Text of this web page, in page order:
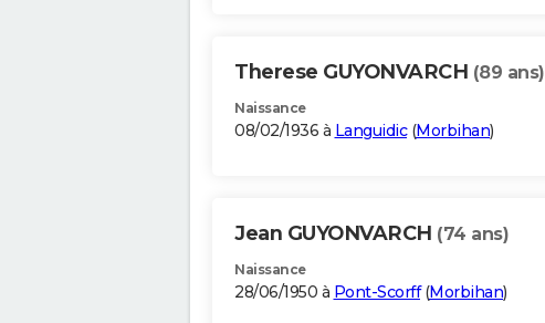
Therese GUYONVARCH (89 ans)
Naissance
08/02/1936 à Languidic(Morbihan)
Jean GUYONVARCH (74 ans)
Naissance
28/06/1950 à Pont-Scorff(Morbihan)